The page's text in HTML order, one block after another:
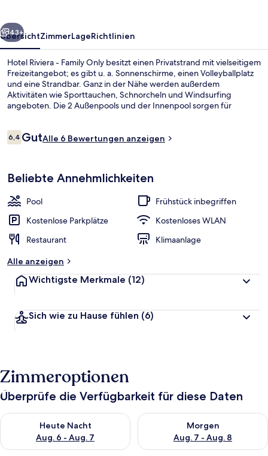
Weiter
43+
ÜbersichtZimmerLageRichtlinien
Hotel Riviera - Family Only besitzt einen Privatstrand mit vielseitigem
Freizeitangebot; es gibt u. a. Sonnenschirme, einen Volleyballplatz
und eine Strandbar. Ganz in der Nähe werden außerdem
Aktivitäten wie Sporttauchen, Schnorcheln und Windsurfing
angeboten. Die 2 Außenpools und der Innenpool sorgen für
Küche und ist zum Frühstück, Mittagessen und Abendessen
Bewertungen
6,46,4 von 10.
GutAlle 6 Bewertungen anzeigen
Beliebte Annehmlichkeiten
Pool
Frühstück inbegriffen
Kostenlose Parkplätze
Kostenloses WLAN
Restaurant
Klimaanlage
Alle anzeigen
Wichtigste Merkmale (12)
Sich wie zu Hause fühlen (6)
Zimmeroptionen
Überprüfe die Verfügbarkeit für diese Daten
Heute Nacht
Aug. 6 - Aug. 7
Überprüfe die Verfügbarkeit für heute Nacht, Aug. 6 - Aug. 7.
Morgen
Aug. 7 - Aug. 8
Überprüfe die Verfügbarkeit